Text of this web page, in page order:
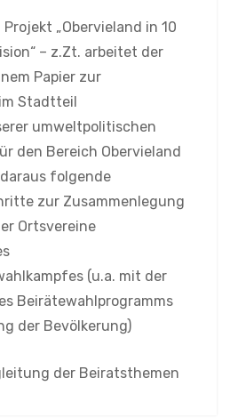
„Obervieland in 10
– z.Zt. arbeitet der
Papier zur
Stadtteil
umweltpolitischen
den Bereich Obervieland
folgende
zur Zusammenlegung
Ortsvereine
(u.a. mit der
Beirätewahlprogramms
der Bevölkerung)
der Beiratsthemen